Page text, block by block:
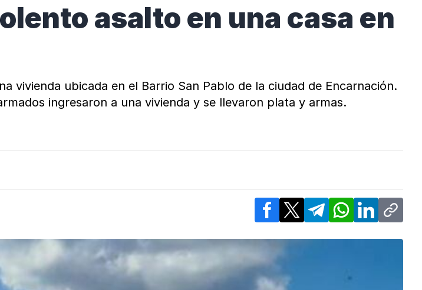
asalto en una casa en
vivienda ubicada en el Barrio San Pablo de la ciudad de Encarnación.
ingresaron a una vivienda y se llevaron plata y armas.
Facebook
X TelegramWhatsApp
LinkedInCopy